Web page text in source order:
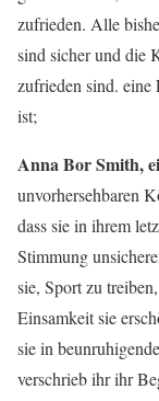
zufrieden. Alle
sind sicher und die
zufrieden sind. eine
ist;
Anna Bor Smith,
unvorhersehbaren
dass sie in ihrem
Stimmung
sie, Sport zu
Einsamkeit sie
sie in
verschrieb ihr ihr